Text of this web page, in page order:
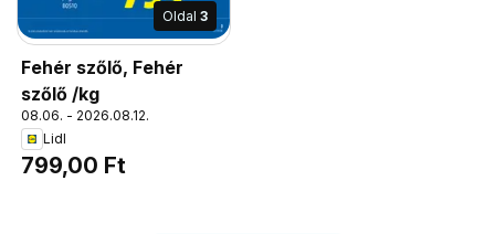
Oldal 3
Fehér szőlő, Fehér
szőlő /kg
08.06. - 2026.08.12.
Lidl
799,00 Ft